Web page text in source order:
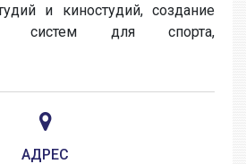
и киностудий, создание
систем для спорта,
АДРЕС